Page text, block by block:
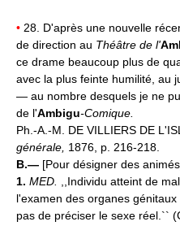
• 28. D'après une nouvelle
de direction au Théâtre de l'
ce drame beaucoup plus de
avec la plus feinte humilité, au
— au nombre desquels je ne
de l'Ambigu-Comique.
Ph.-A.-M. DE VILLIERS DE
générale, 1876, p. 216-218.
B.— [Pour désigner des
1. MED.
,,Individu atteint de
l'examen des organes
pas de préciser le sexe réel.``